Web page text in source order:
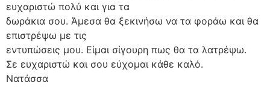
ευχαριστώ πολύ και για τα
δωράκια σου. Άμεσα θα ξεκινήσω να τα φοράω και θα
επιστρέψω με τις
εντυπώσεις μου. Είμαι σίγουρη πως θα τα λατρέψω.
Σε ευχαριστώ και σου εύχομαι κάθε καλό.
Νατάσσα